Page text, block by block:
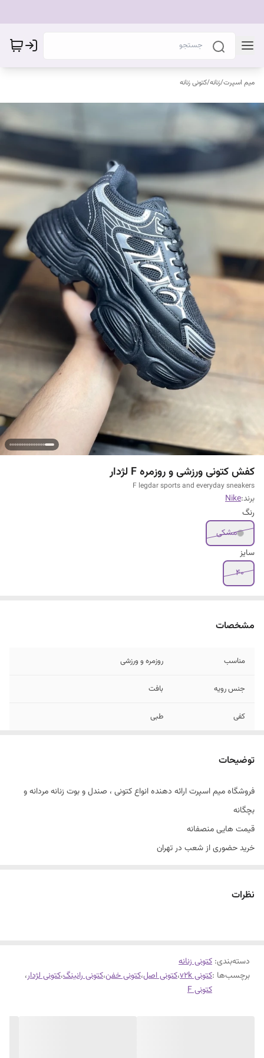
میم اسپرت/زنانه/کتونی زنانه
کفش کتونی ورزشی و روزمره F لژدار
F legdar sports and everyday sneakers
برند:Nike
رنگ
مشکی
سایز
۴۰
مشخصات
مناسب روزمره و ورزشی
جنس رویه بافت
کفی طبی
توضیحات
فروشگاه میم اسپرت ارائه دهنده انواع کتونی ، صندل و بوت زنانه مردانه و
بچگانه
قیمت هایی منصفانه
خرید حضوری از شعب در تهران
کیفیت درجه یک
مناسب روزمره و استفاده طولانی مدت
نظرات
دسته‌بندی: کتونی زنانه
برچسب‌ها :کتونی v2k ،کتونی اصل،کتونی خفن،کتونی رانینگ،کتونی لژدار،
کتونی F